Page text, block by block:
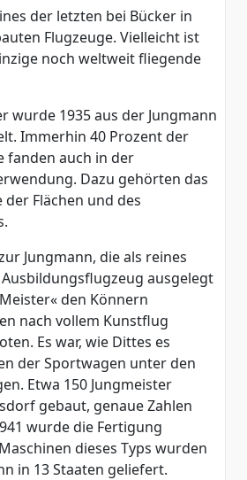
der letzten bei Bücker in
Flugzeuge. Vielleicht ist
noch weltweit fliegende
wurde 1935 aus der Jungmann
Immerhin 40 Prozent der
fanden auch in der
Dazu gehörten das
der Flächen und des
Jungmann, die als reines
ausgelegt
den Könnern
nach vollem Kunstflug
Es war, wie Dittes es
der Sportwagen unter den
Etwa 150 Jungmeister
gebaut, genaue Zahlen
wurde die Fertigung
dieses Typs wurden
in 13 Staaten geliefert.